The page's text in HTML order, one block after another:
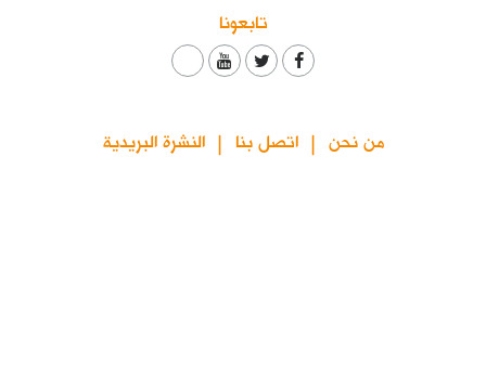
تابعونا
من نحن اتصل بنا النشرة البريدية